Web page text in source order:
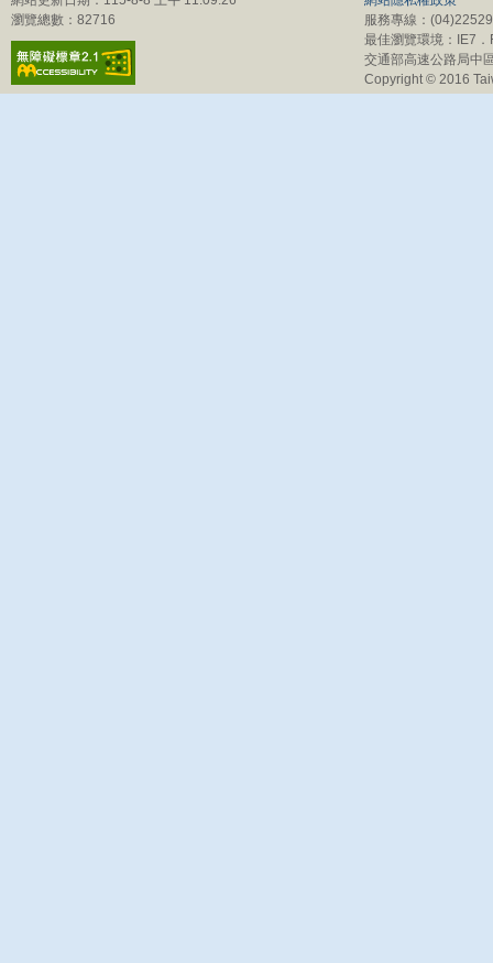
瀏覽總數：82716
服務專線：
最佳瀏覽環境：IE7
交通部高速公路局中
Copyright © 2016